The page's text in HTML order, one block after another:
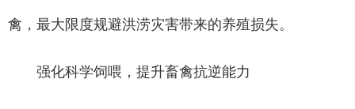
禽，最大限度规避洪涝灾害带来的养殖损失。
强化科学饲喂，提升畜禽抗逆能力